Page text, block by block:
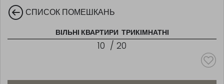
СПИСОК ПОМЕШКАНЬ
ВІЛЬНІ КВАРТИРИ ТРИКІМНАТНІ
10 / 20